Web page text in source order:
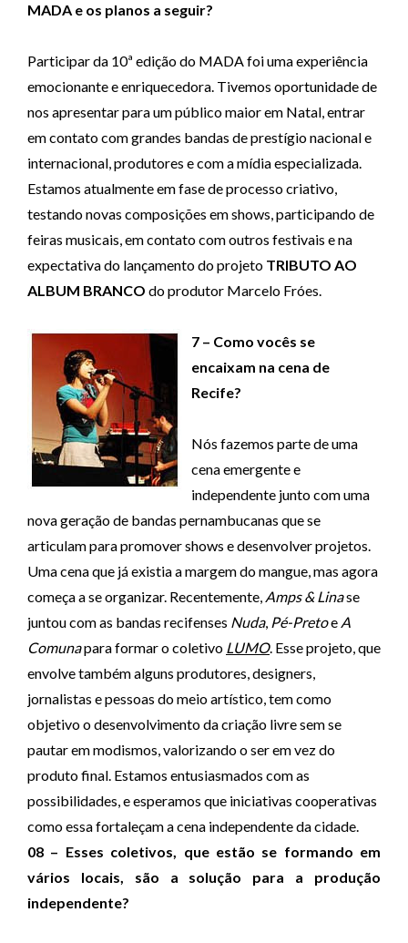
MADA e os planos a seguir?
Participar da 10ª edição do MADA foi uma experiência
emocionante e enriquecedora. Tivemos oportunidade de
nos apresentar para um público maior em Natal, entrar
em contato com grandes bandas de prestígio nacional e
internacional, produtores e com a mídia especializada.
Estamos atualmente em fase de processo criativo,
testando novas composições em shows, participando de
feiras musicais, em contato com outros festivais e na
expectativa do lançamento do projeto TRIBUTO AO
ALBUM BRANCO do produtor Marcelo Fróes.
7 – Como vocês se
encaixam na cena de
Recife?
Nós fazemos parte de uma
cena emergente e
independente junto com uma
nova geração de bandas pernambucanas que se
articulam para promover shows e desenvolver projetos.
Uma cena que já existia a margem do mangue, mas agora
começa a se organizar. Recentemente, Amps & Linase
juntou com as bandas recifenses Nuda, Pé-Pretoe A
Comunapara formar o coletivo LUMO. Esse projeto, que
envolve também alguns produtores, designers,
jornalistas e pessoas do meio artístico, tem como
objetivo o desenvolvimento da criação livre sem se
pautar em modismos, valorizando o ser em vez do
produto final. Estamos entusiasmados com as
possibilidades, e esperamos que iniciativas cooperativas
como essa fortaleçam a cena independente da cidade.
08 – Esses coletivos, que estão se formando em
vários locais, são a solução para a produção
independente?